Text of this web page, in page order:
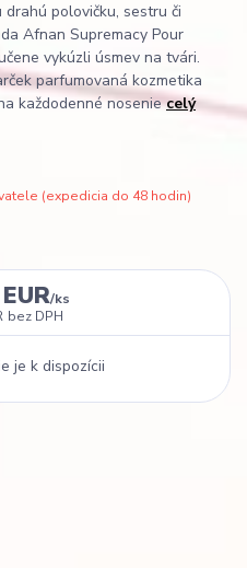
polovičku, sestru či
Afnan Supremacy Pour
vykúzli úsmev na tvári.
parfumovaná kozmetika
každodenné noseniecelý
(expedicia do 48 hodin)
/ks
bez DPH
je k dispozícii